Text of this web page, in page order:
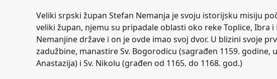
Veliki srpski župan Stefan Nemanja je svoju istorijsku misiju
veliki župan, njemu su pripadale oblasti oko reke Toplice, Ibra
Nemanjine države i on je ovde imao svoj dvor. U blizini svoje
zadužbine, manastire Sv. Bogorodicu (sagrađen 1159. godine,
Anastazija) i Sv. Nikolu (građen od 1165. do 1168. god.)